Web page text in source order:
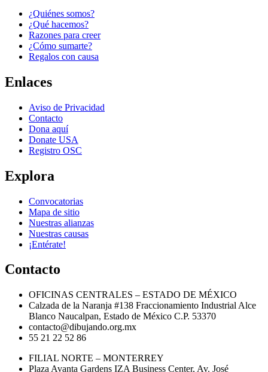
¿Quiénes somos?
¿Qué hacemos?
Razones para creer
¿Cómo sumarte?
Regalos con causa
Enlaces
Aviso de Privacidad
Contacto
Dona aquí
Donate USA
Registro OSC
Explora
Convocatorias
Mapa de sitio
Nuestras alianzas
Nuestras causas
¡Entérate!
Contacto
OFICINAS CENTRALES – ESTADO DE MÉXICO
Calzada de la Naranja #138 Fraccionamiento Industrial Alce
Blanco Naucalpan, Estado de México C.P. 53370
contacto@dibujando.org.mx
55 21 22 52 86
FILIAL NORTE – MONTERREY
Plaza Avanta Gardens IZA Business Center, Av. José